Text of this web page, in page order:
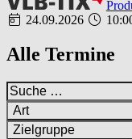
24.09.2026
Alle Termine
Art
Zielgruppe